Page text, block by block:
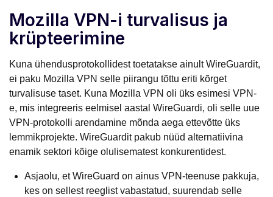
Mozilla VPN-i turvalisus ja
krüpteerimine
Kuna ühendusprotokollidest toetatakse ainult WireGuardit,
ei paku Mozilla VPN selle piirangu tõttu eriti kõrget
turvalisuse taset. Kuna Mozilla VPN oli üks esimesi VPN-
e, mis integreeris eelmisel aastal WireGuardi, oli selle uue
VPN-protokolli arendamine mõnda aega ettevõtte üks
lemmikprojekte. WireGuardit pakub nüüd alternatiivina
enamik sektori kõige olulisematest konkurentidest.
Asjaolu, et WireGuard on ainus VPN-teenuse pakkuja,
kes on sellest reeglist vabastatud, suurendab selle